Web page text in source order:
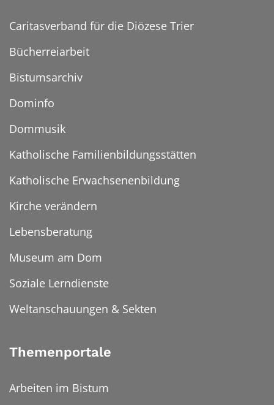
Caritasverband für die Diözese Trier
Bücherreiarbeit
Bistumsarchiv
Dominfo
Dommusik
Katholische Familienbildungsstätten
Katholische Erwachsenenbildung
Kirche verändern
Lebensberatung
Museum am Dom
Soziale Lerndienste
Weltanschauungen & Sekten
Themenportale
Arbeiten im Bistum